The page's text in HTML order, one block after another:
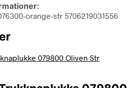
orange-str 5706219031556